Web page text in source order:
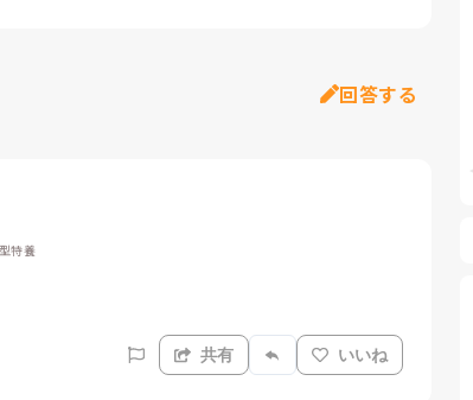
回答する
特養
共有 いいね